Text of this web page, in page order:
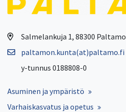
Salmelankuja 1, 88300 Paltamo
paltamon.kunta(at)paltamo.fi
y-tunnus 0188808-0
Asuminen ja ympäristö
Varhaiskasvatus ja opetus